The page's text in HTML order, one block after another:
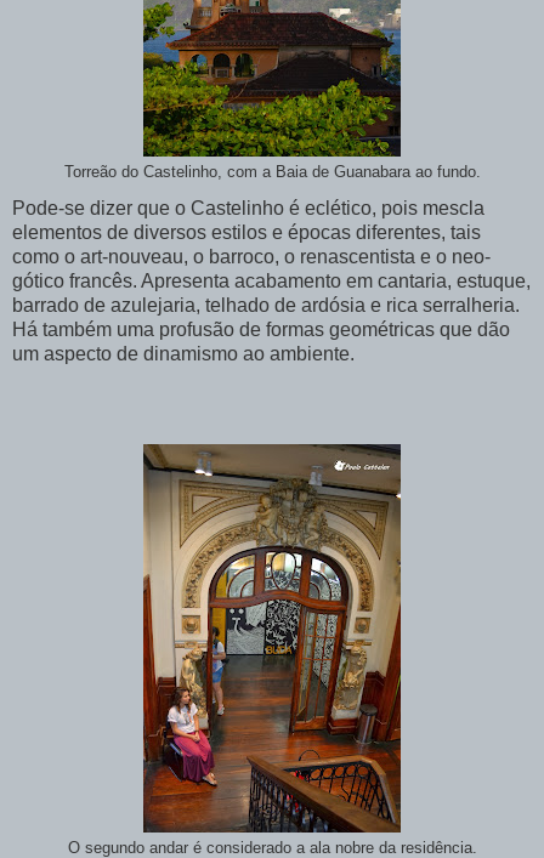
Torreão do Castelinho, com a Baia de Guanabara ao fundo.
Pode-se dizer que o Castelinho é eclético, pois mescla
elementos de diversos estilos e épocas diferentes, tais
como o art-nouveau, o barroco, o renascentista e o neo-
gótico francês. Apresenta acabamento em cantaria, estuque,
barrado de azulejaria, telhado de ardósia e rica serralheria.
Há também uma profusão de formas geométricas que dão
um aspecto de dinamismo ao ambiente.
O segundo andar é considerado a ala nobre da residência.